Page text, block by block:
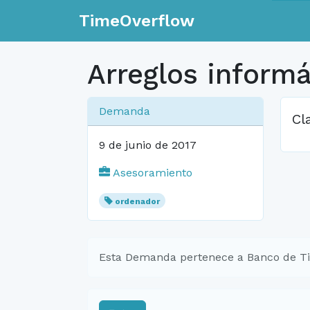
TimeOverflow
Arreglos
Demanda
9 de junio de 2017
Asesoramiento
ordenador
Esta Demanda pertenece a Banco de